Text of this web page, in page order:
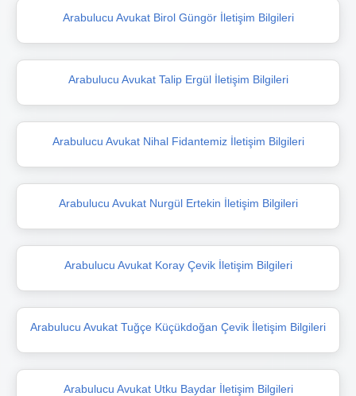
Arabulucu Avukat Birol Güngör İletişim Bilgileri
Arabulucu Avukat Talip Ergül İletişim Bilgileri
Arabulucu Avukat Nihal Fidantemiz İletişim Bilgileri
Arabulucu Avukat Nurgül Ertekin İletişim Bilgileri
Arabulucu Avukat Koray Çevik İletişim Bilgileri
Arabulucu Avukat Tuğçe Küçükdoğan Çevik İletişim Bilgileri
Arabulucu Avukat Utku Baydar İletişim Bilgileri